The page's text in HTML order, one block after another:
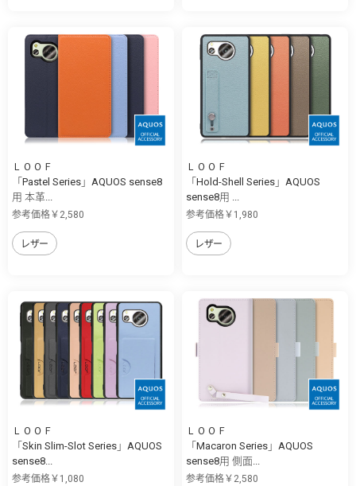
ＬＯＯＦ
「Pastel Series」AQUOS sense8
用 本革...
参考価格￥2,580
レザー
ＬＯＯＦ
「Hold-Shell Series」AQUOS
sense8用 ...
参考価格￥1,980
レザー
ＬＯＯＦ
「Skin Slim-Slot Series」AQUOS
sense8...
参考価格￥1,080
ＬＯＯＦ
「Macaron Series」AQUOS
sense8用 側面...
参考価格￥2,580